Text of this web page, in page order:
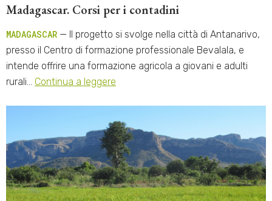
Madagascar. Corsi per i contadini
MADAGASCAR — Il progetto si svolge nella città di Antanarivo,
presso il Centro di formazione professionale Bevalala, e
intende offrire una formazione agricola a giovani e adulti
rurali… Continua a leggere